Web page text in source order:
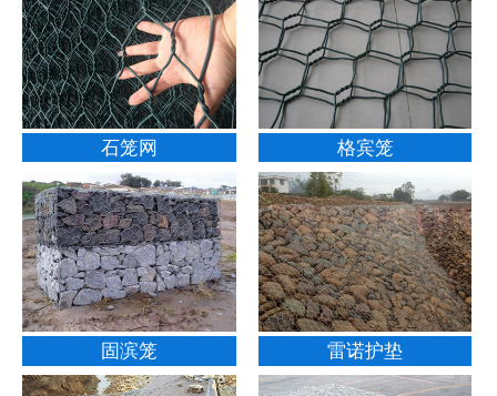
石笼网 格宾笼
固滨笼 雷诺护垫